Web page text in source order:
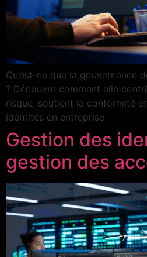
Qu’est-ce que la gouvernance
? Découvre comment elle
risque, soutient la conformité
identités en entreprise.
Gestion des
gestion des